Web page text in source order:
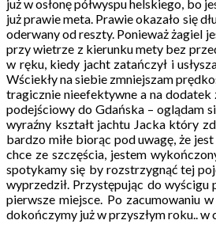
już w osłonę półwyspu helskiego, bo
już prawie meta. Prawie okazało się
oderwany od reszty. Ponieważ żagiel
przy wietrze z kierunku mety bez
w ręku, kiedy jacht zatańczył i
Wściekły na siebie zmniejszam
tragicznie nieefektywne a na dodatek
podejściowy do Gdańska – oglądam
wyraźny kształt jachtu Jacka który
bardzo miłe biorąc pod uwagę, że
chce ze szczęścia, jestem
spotykamy się by rozstrzygnąć tej
wyprzedził. Przystępując do wyścigu
pierwsze miejsce. Po zacumowaniu
dokończymy już w przyszłym roku..